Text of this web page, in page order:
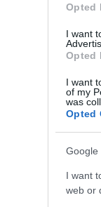
Opted
I want
Opted
I want
of my
was
Opted
Google
I want
web or